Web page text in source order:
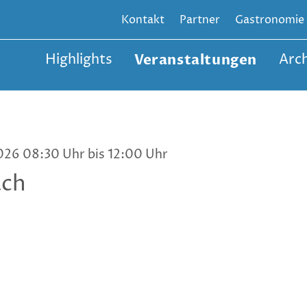
Kontakt Partner Gastronomie
Highlights Veranstaltungen
08:30 Uhr bis 12:00 Uhr